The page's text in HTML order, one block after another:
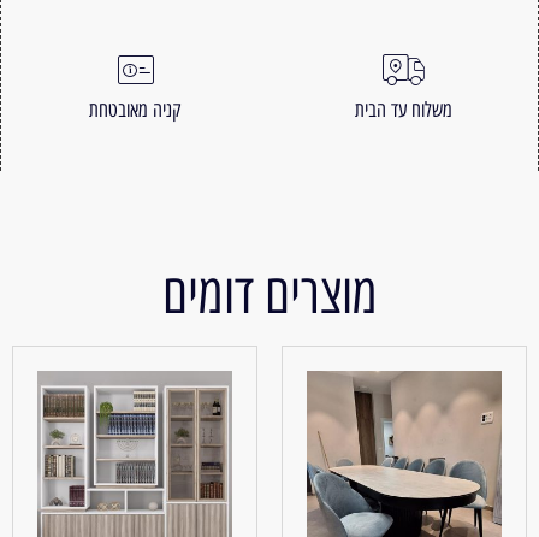
משלוח עד הבית קניה מאובטחת
מוצרים דומים